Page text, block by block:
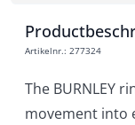
Artikelnr.: 277324
The BURNLEY
movement into